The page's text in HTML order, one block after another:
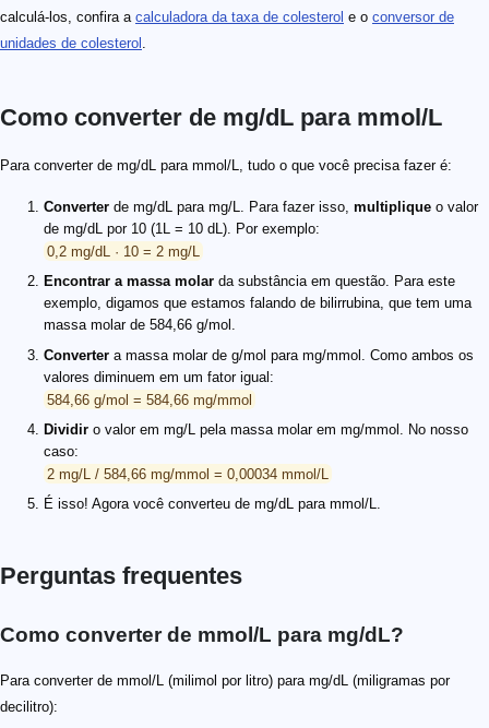
calculá-los, confira a calculadora da taxa de colesterol e o conversor de
unidades de colesterol .
Como converter de mg/dL para mmol/L
Para converter de mg/dL para mmol/L, tudo o que você precisa fazer é:
Converter de mg/dL para mg/L. Para fazer isso, multiplique o valor
de mg/dL por 10 (1L = 10 dL). Por exemplo:
0,2 mg/dL · 10 = 2 mg/L
Encontrar a massa molar da substância em questão. Para este
exemplo, digamos que estamos falando de bilirrubina, que tem uma
massa molar de 584,66 g/mol.
Converter a massa molar de g/mol para mg/mmol. Como ambos os
valores diminuem em um fator igual:
584,66 g/mol = 584,66 mg/mmol
Dividir o valor em mg/L pela massa molar em mg/mmol. No nosso
caso:
2 mg/L / 584,66 mg/mmol = 0,00034 mmol/L
É isso! Agora você converteu de mg/dL para mmol/L.
Perguntas frequentes
Como converter de mmol/L para mg/dL?
Para converter de mmol/L (milimol por litro) para mg/dL (miligramas por
decilitro):